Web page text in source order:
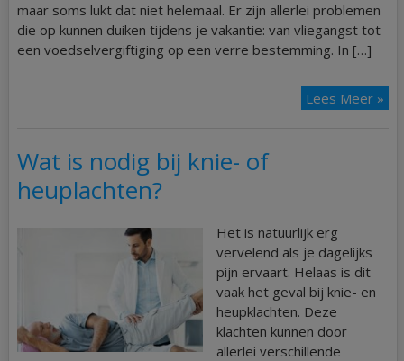
maar soms lukt dat niet helemaal. Er zijn allerlei problemen
die op kunnen duiken tijdens je vakantie: van vliegangst tot
een voedselvergiftiging op een verre bestemming. In […]
Lees Meer »
Wat is nodig bij knie- of
heuplachten?
Het is natuurlijk erg
vervelend als je dagelijks
pijn ervaart. Helaas is dit
vaak het geval bij knie- en
heupklachten. Deze
klachten kunnen door
allerlei verschillende